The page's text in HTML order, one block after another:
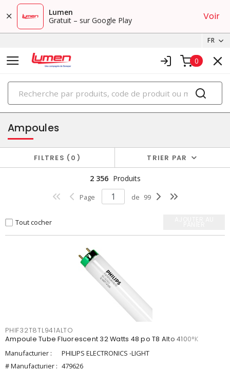
Lumen
Gratuit – sur Google Play
Voir
FR
0
PRODUITS
éclairage
Ampoules
FILTRES 0 TRIER PAR
2 356 Produits
Page de 99
Tout cocher
PHIF32T8TL941ALTO
Ampoule Tube Fluorescent 32 Watts 48 po T8 Alto 4100°K
Manufacturier :
PHILIPS ELECTRONICS -LIGHT
# Manufacturier : 479626